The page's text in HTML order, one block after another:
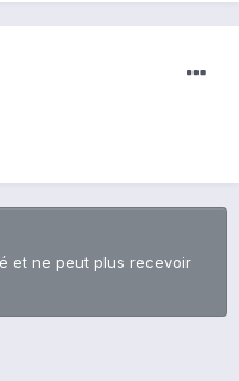
et ne peut plus recevoir